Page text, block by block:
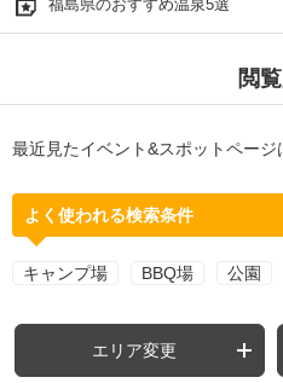
福島県のおすすめ温泉5選
閲
最近見たイベント&スポットページ
よく使われる検索条件
キャンプ場 BBQ場 公園
エリア変更